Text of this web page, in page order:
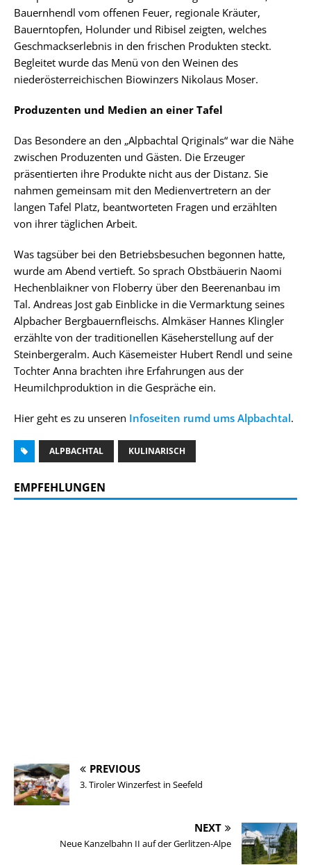
Bauernhendl vom offenen Feuer, regionale Kräuter,
Bauerntopfen, Holunder und Ribisel zeigten, welches
Geschmackserlebnis in den frischen Produkten steckt.
Begleitet wurde das Menü von den Weinen des
niederösterreichischen Biowinzers Nikolaus Moser.
Produzenten und Medien an einer Tafel
Das Besondere an den „Alpbachtal Qriginals“ war die Nähe
zwischen Produzenten und Gästen. Die Erzeuger
präsentierten ihre Produkte nicht aus der Distanz. Sie
nahmen gemeinsam mit den Medienvertretern an der
langen Tafel Platz, beantworteten Fragen und erzählten
von ihrer täglichen Arbeit.
Was tagsüber bei den Betriebsbesuchen begonnen hatte,
wurde am Abend vertieft. So sprach Obstbäuerin Naomi
Hechenblaikner von Floberry über den Beerenanbau im
Tal. Andreas Jost gab Einblicke in die Vermarktung seines
Alpbacher Bergbauernfleischs. Almkäser Hannes Klingler
erzählte von der traditionellen Käseherstellung auf der
Steinbergeralm. Auch Käsemeister Hubert Rendl und seine
Tochter Anna brachten ihre Erfahrungen aus der
Heumilchproduktion in die Gespräche ein.
Hier geht es zu unseren Infoseiten rumd ums Alpbachtal.
ALPBACHTAL KULINARISCH
EMPFEHLUNGEN
PREVIOUS
3. Tiroler Winzerfest in Seefeld
NEXT
Neue Kanzelbahn II auf der Gerlitzen-Alpe